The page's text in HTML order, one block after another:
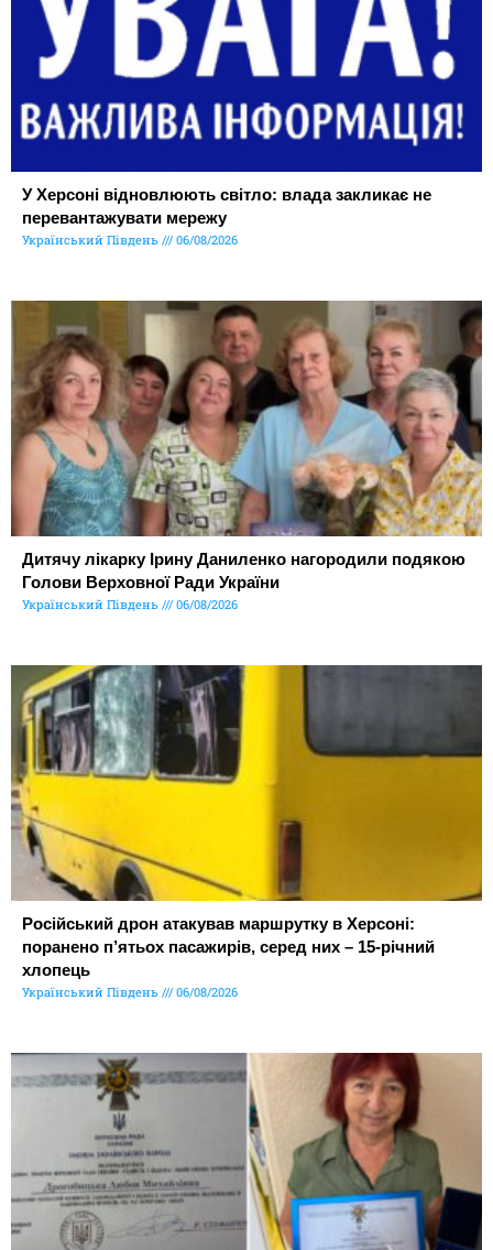
У Херсоні відновлюють світло: влада закликає не
перевантажувати мережу
Український Південь 06/08/2026
Дитячу лікарку Ірину Даниленко нагородили подякою
Голови Верховної Ради України
Український Південь 06/08/2026
Російський дрон атакував маршрутку в Херсоні:
поранено п’ятьох пасажирів, серед них – 15-річний
хлопець
Український Південь 06/08/2026